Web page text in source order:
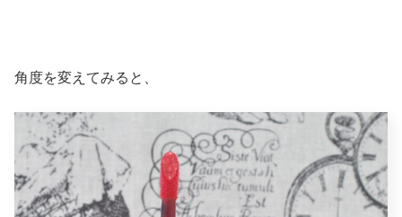
角度を変えてみると、